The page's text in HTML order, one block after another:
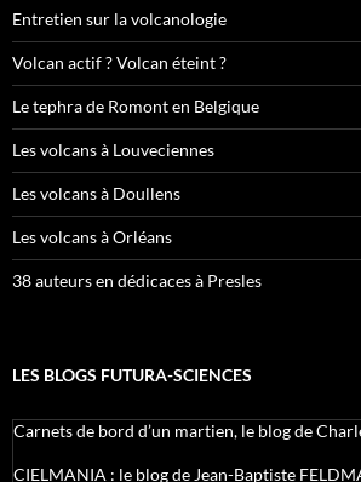
Entretien sur la volcanologie
Volcan actif ? Volcan éteint ?
Le tephra de Romont en Belgique
Les volcans à Louveciennes
Les volcans à Doullens
Les volcans à Orléans
38 auteurs en dédicaces à Presles
LES BLOGS FUTURA-SCIENCES
Carnets de bord d’un martien, le blog de
CIELMANIA : le blog de Jean-Baptiste